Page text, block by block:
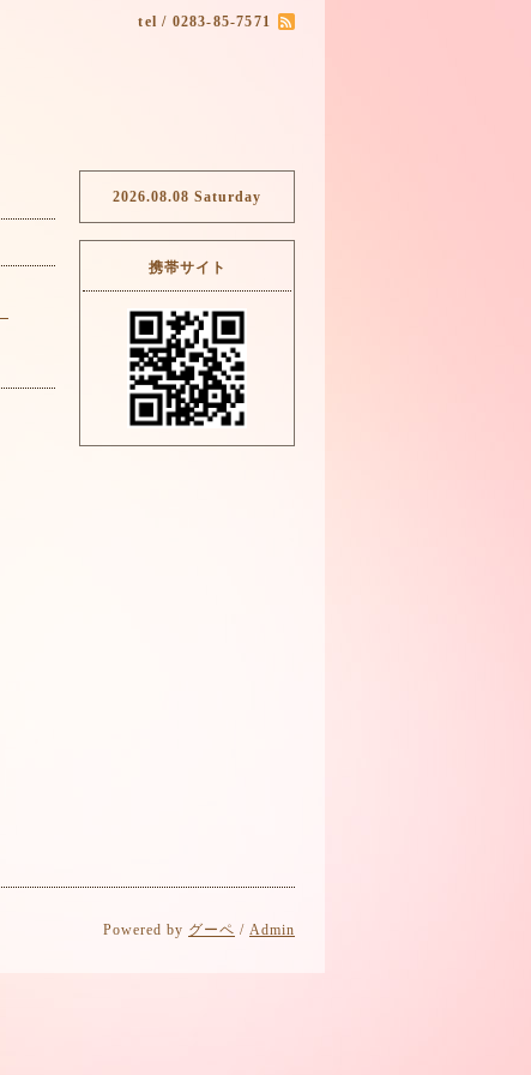
tel / 0283-85-7571
2026.08.08 Saturday
携帯サイト
Powered by グーペ / Admin